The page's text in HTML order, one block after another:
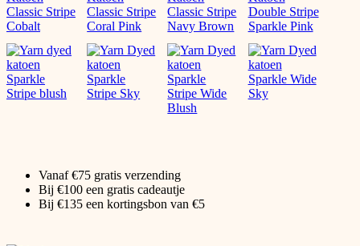
Vanaf €75 gratis verzending
Bij €100 een gratis cadeautje
Bij €135 een kortingsbon van €5